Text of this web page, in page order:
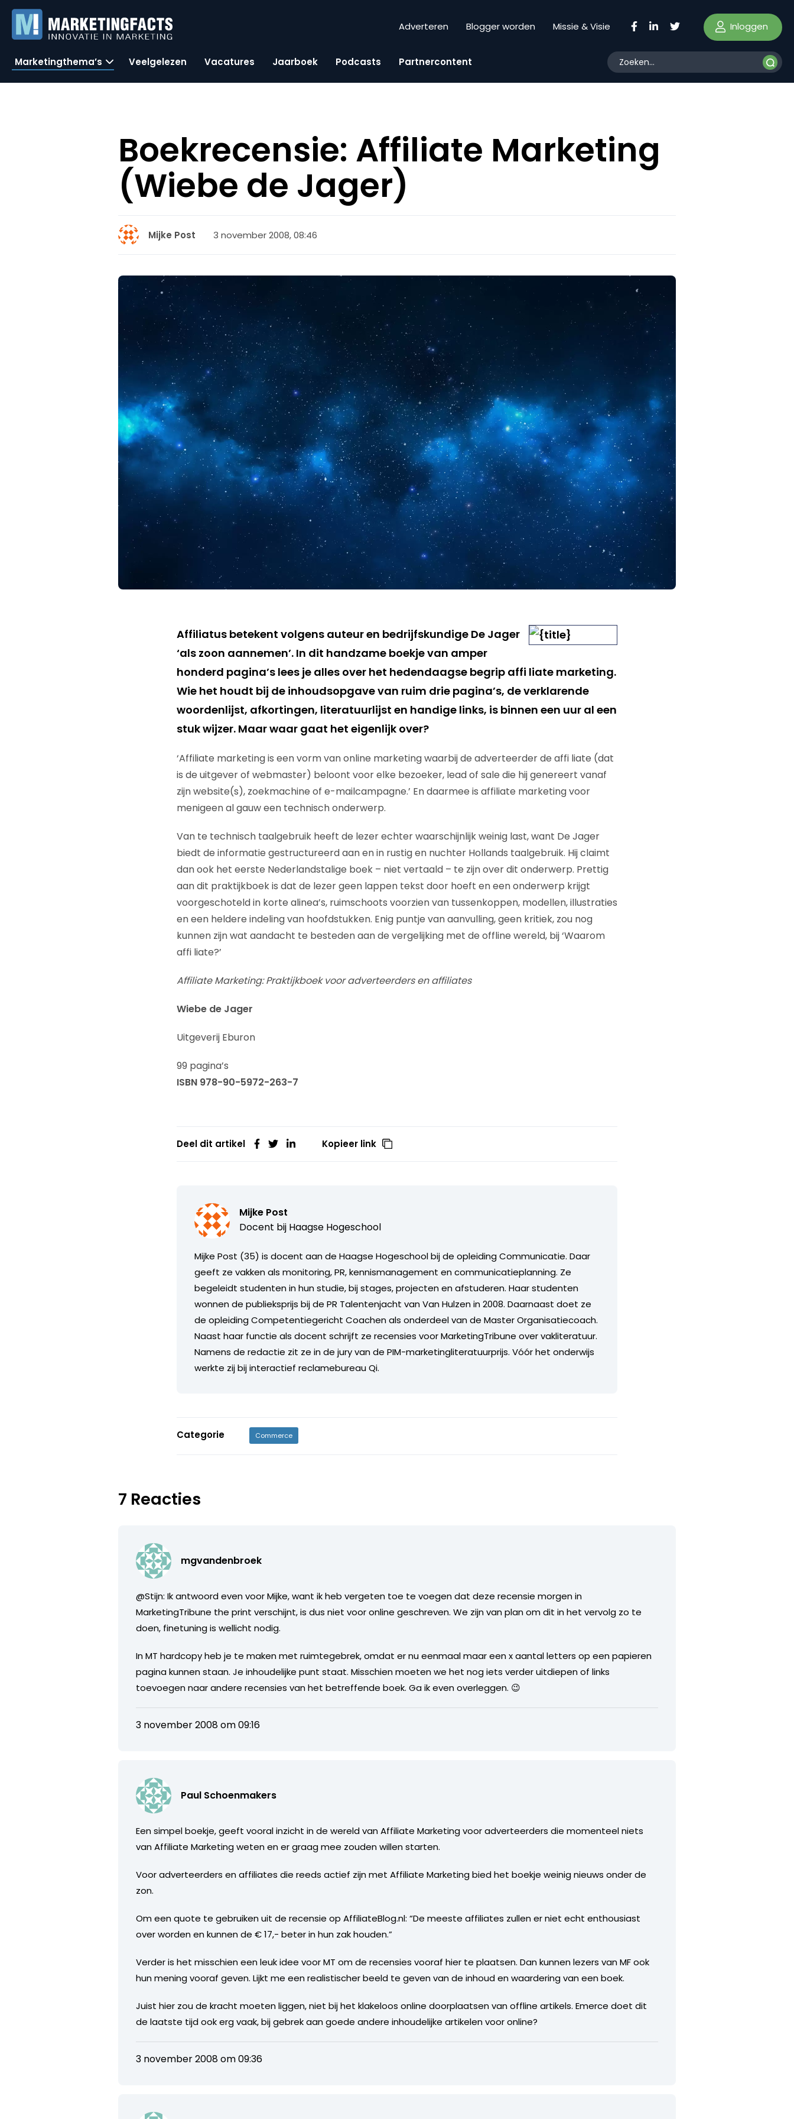
Adverteren Blogger worden Missie & Visie Inloggen
Marketingthema’s Veelgelezen Vacatures Jaarboek Podcasts Partnercontent
Boekrecensie: Affiliate Marketing
(Wiebe de Jager)
Mijke Post 3 november 2008, 08:46
Affiliatus betekent volgens auteur en bedrijfskundige De Jager
‘als zoon aannemen’. In dit handzame boekje van amper
honderd pagina’s lees je alles over het hedendaagse begrip affi liate marketing.
Wie het houdt bij de inhoudsopgave van ruim drie pagina’s, de verklarende
woordenlijst, afkortingen, literatuurlijst en handige links, is binnen een uur al een
stuk wijzer. Maar waar gaat het eigenlijk over?
‘Affiliate marketing is een vorm van online marketing waarbij de adverteerder de affi liate (dat
is de uitgever of webmaster) beloont voor elke bezoeker, lead of sale die hij genereert vanaf
zijn website(s), zoekmachine of e-mailcampagne.’ En daarmee is affiliate marketing voor
menigeen al gauw een technisch onderwerp.
Van te technisch taalgebruik heeft de lezer echter waarschijnlijk weinig last, want De Jager
biedt de informatie gestructureerd aan en in rustig en nuchter Hollands taalgebruik. Hij claimt
dan ook het eerste Nederlandstalige boek – niet vertaald – te zijn over dit onderwerp. Prettig
aan dit praktijkboek is dat de lezer geen lappen tekst door hoeft en een onderwerp krijgt
voorgeschoteld in korte alinea’s, ruimschoots voorzien van tussenkoppen, modellen, illustraties
en een heldere indeling van hoofdstukken. Enig puntje van aanvulling, geen kritiek, zou nog
kunnen zijn wat aandacht te besteden aan de vergelijking met de offline wereld, bij ‘Waarom
affi liate?’
Affiliate Marketing: Praktijkboek voor adverteerders en affiliates
Wiebe de Jager
Uitgeverij Eburon
99 pagina’s
ISBN 978-90-5972-263-7
Deel dit artikel Kopieer link
Mijke Post
Docent bij Haagse Hogeschool
Mijke Post (35) is docent aan de Haagse Hogeschool bij de opleiding Communicatie. Daar
geeft ze vakken als monitoring, PR, kennismanagement en communicatieplanning. Ze
begeleidt studenten in hun studie, bij stages, projecten en afstuderen. Haar studenten
wonnen de publieksprijs bij de PR Talentenjacht van Van Hulzen in 2008. Daarnaast doet ze
de opleiding Competentiegericht Coachen als onderdeel van de Master Organisatiecoach.
Naast haar functie als docent schrijft ze recensies voor MarketingTribune over vakliteratuur.
Namens de redactie zit ze in de jury van de PIM-marketingliteratuurprijs. Vóór het onderwijs
werkte zij bij interactief reclamebureau Qi.
Categorie Commerce
7 Reacties
mgvandenbroek
@Stijn: Ik antwoord even voor Mijke, want ik heb vergeten toe te voegen dat deze recensie morgen in
MarketingTribune the print verschijnt, is dus niet voor online geschreven. We zijn van plan om dit in het vervolg zo te
doen, finetuning is wellicht nodig.
In MT hardcopy heb je te maken met ruimtegebrek, omdat er nu eenmaal maar een x aantal letters op een papieren
pagina kunnen staan. Je inhoudelijke punt staat. Misschien moeten we het nog iets verder uitdiepen of links
toevoegen naar andere recensies van het betreffende boek. Ga ik even overleggen. 😉
3 november 2008 om 09:16
Paul Schoenmakers
Een simpel boekje, geeft vooral inzicht in de wereld van Affiliate Marketing voor adverteerders die momenteel niets
van Affiliate Marketing weten en er graag mee zouden willen starten.
Voor adverteerders en affiliates die reeds actief zijn met Affiliate Marketing bied het boekje weinig nieuws onder de
zon.
Om een quote te gebruiken uit de recensie op AffiliateBlog.nl: “De meeste affiliates zullen er niet echt enthousiast
over worden en kunnen de € 17,- beter in hun zak houden.”
Verder is het misschien een leuk idee voor MT om de recensies vooraf hier te plaatsen. Dan kunnen lezers van MF ook
hun mening vooraf geven. Lijkt me een realistischer beeld te geven van de inhoud en waardering van een boek.
Juist hier zou de kracht moeten liggen, niet bij het klakeloos online doorplaatsen van offline artikels. Emerce doet dit
de laatste tijd ook erg vaak, bij gebrek aan goede andere inhoudelijke artikelen voor online?
3 november 2008 om 09:36